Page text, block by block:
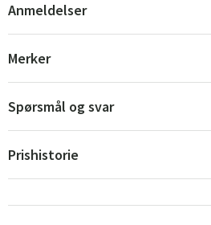
Norge
Anmeldelser
Merker
Spørsmål og svar
Prishistorie